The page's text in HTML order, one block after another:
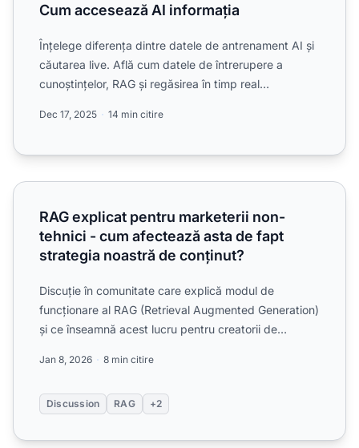
Cum accesează AI informația
Înțelege diferența dintre datele de antrenament AI și
căutarea live. Află cum datele de întrerupere a
cunoștințelor, RAG și regăsirea în timp real
Dec 17, 2025 14 min citire
RAG explicat pentru marketerii non-tehnici - cum
RAG explicat pentru marketerii non-
tehnici - cum afectează asta de fapt
strategia noastră de conținut?
Discuție în comunitate care explică modul de
funcționare al RAG (Retrieval Augmented Generation)
și ce înseamnă acest lucru pentru creatorii de
Jan 8, 2026 8 min citire
Discussion RAG +2